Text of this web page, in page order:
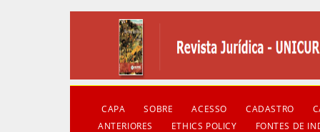
CAPA SOBRE ACESSO CADASTRO
ANTERIORES
ETHICS POLICY FONTES DE